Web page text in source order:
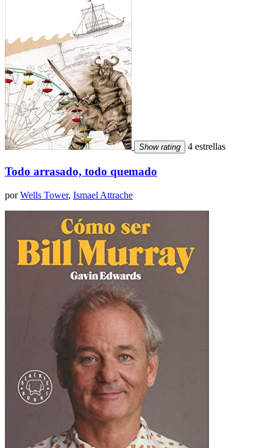
Show rating 4 estrellas
Todo arrasado, todo quemado
porWells Tower, Ismael Attrache